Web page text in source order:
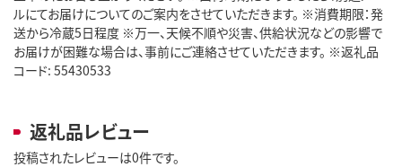
ルにてお届けについてのご案内をさせていただきます。 ※消費期限：発
送から冷蔵5日程度 ※万一、天候不順や災害、供給状況などの影響で
お届けが困難な場合は、事前にご連絡させていただきます。 ※返礼品
コード: 55430533
返礼品レビュー
投稿されたレビューは0件です。